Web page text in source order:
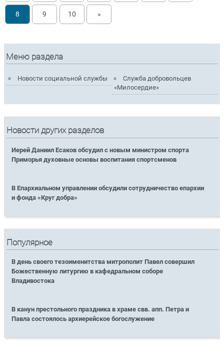
8 9 10 »
Меню раздела
Новости социальной службы
Служба добровольцев
«Милосердие»
Новости других разделов
Иерей Даниил Есаков обсудил с новым министром спорта
Приморья духовные основы воспитания спортсменов
В Епархиальном управлении обсудили сотрудничество епархии
и фонда «Круг добра»
Популярное
В день своего тезоименитства митрополит Павел совершил
Божественную литургию в кафедральном соборе
Владивостока
В канун престольного праздника в храме свв. апп. Петра и
Павла состоялось архиерейское богослужение